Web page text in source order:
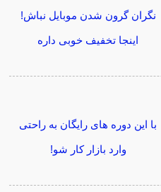
نگران گرون شدن موبایل نباش!
اینجا تخفیف خوبی داره
با این دوره های رایگان به راحتی
وارد بازار کار شو!